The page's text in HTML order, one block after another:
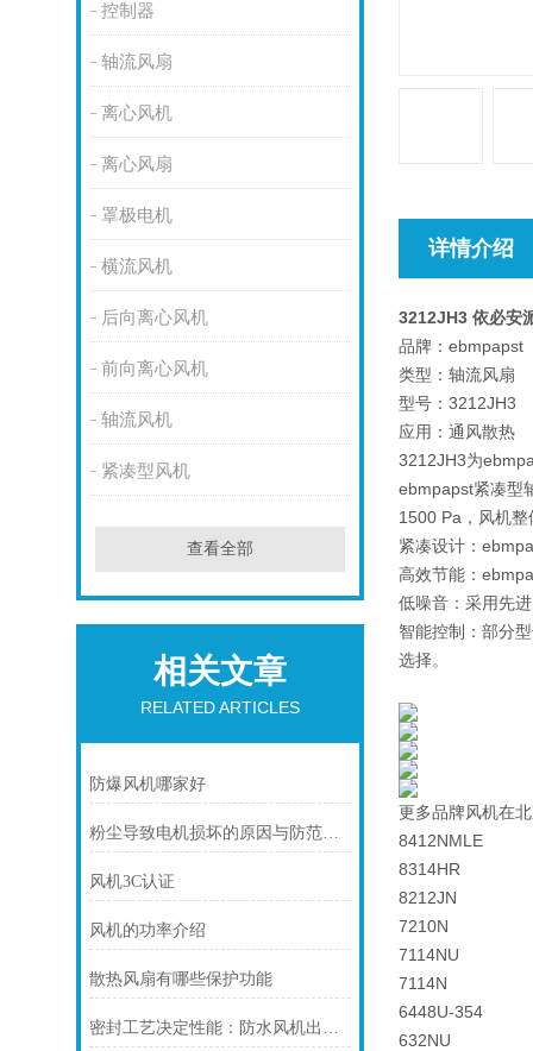
控制器
轴流风扇
离心风机
离心风扇
罩极电机
横流风机
后向离心风机
前向离心风机
轴流风机
紧凑型风机
查看全部
相关文章
RELATED ARTICLES
防爆风机哪家好
粉尘导致电机损坏的原因与防范措施
风机3C认证
风机的功率介绍
散热风扇有哪些保护功能
密封工艺决定性能：防水风机出线口灌封技术与转轴密封结构
详情介绍
3212JH3 依必安
品牌：ebmpapst
类型：轴流风扇
型号：3212JH3
应用：通风散热
3212JH3为
ebmpapst紧凑型
1500 Pa，风机
紧凑设计：
高效节能：
低噪音：采用先
智能控制：部分
选择。
更多品牌风机在
8412NMLE
8314HR
8212JN
7210N
7114NU
7114N
6448U-354
632NU